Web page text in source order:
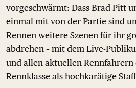
vorgeschwärmt: Dass Brad Pitt
einmal mit von der Partie sind
Rennen weitere Szenen für ihr
abdrehen – mit dem Live-
und allen aktuellen Rennfahrern
Rennklasse als hochkarätige